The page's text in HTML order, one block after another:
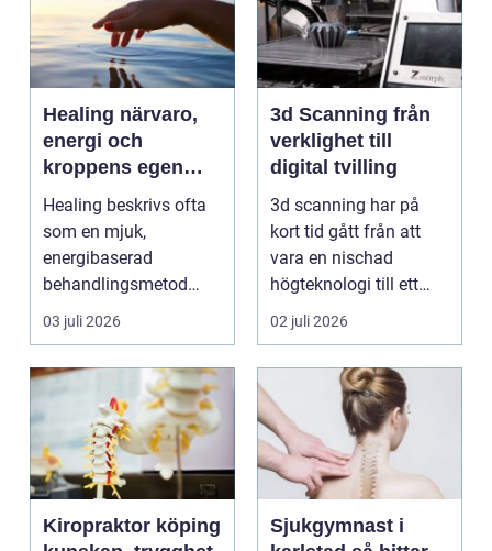
Healing närvaro,
energi och
kroppens egen
förmåga att läka
Healing beskrivs ofta
som en mjuk,
energibaserad
behandlingsmetod
som stödjer kroppens
egen läknings...
03 juli 2026
3d Scanning från
verklighet till
digital tvilling
3d scanning har på
kort tid gått från att
vara en nischad
högteknologi till ett
praktiskt verktyg fö...
02 juli 2026
Kiropraktor köping
Sjukgymnast i